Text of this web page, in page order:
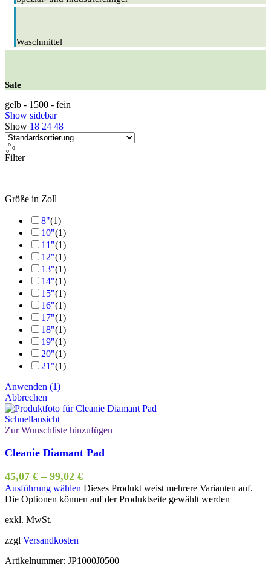
Waschmittel
Sale
gelb - 1500 - fein
Show sidebar
Show 18 24 48
Filter
Größe in Zoll
8"(1)
10"(1)
11"(1)
12"(1)
13"(1)
14"(1)
15"(1)
16"(1)
17"(1)
18"(1)
19"(1)
20"(1)
21"(1)
Anwenden (1)
Abbrechen
Schnellansicht
Zur Wunschliste hinzufügen
Cleanie Diamant Pad
45,07 € – 99,02 €
Ausführung wählen Dieses Produkt weist mehrere Varianten auf.
Die Optionen können auf der Produktseite gewählt werden
exkl. MwSt.
zzgl Versandkosten
Artikelnummer: JP1000J0500